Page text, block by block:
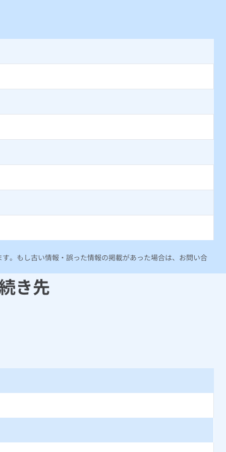
。もし古い情報・誤った情報の掲載があった場合は、お問い合
き先